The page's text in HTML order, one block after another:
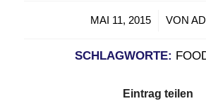
MAI 11, 2015
/ VON
SCHLAGWORTE:
Eintrag teilen